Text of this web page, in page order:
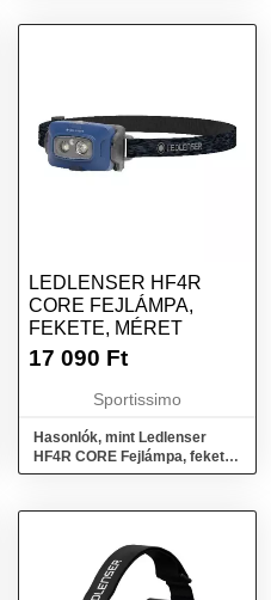
LEDLENSER HF4R
CORE FEJLÁMPA,
FEKETE, MÉRET
17 090 Ft
Sportissimo
Hasonlók, mint Ledlenser
HF4R CORE Fejlámpa, fekete,
méret